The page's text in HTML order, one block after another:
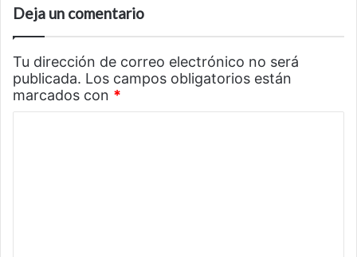
Deja un comentario
Tu dirección de correo electrónico no será
publicada. Los campos obligatorios están
marcados con *